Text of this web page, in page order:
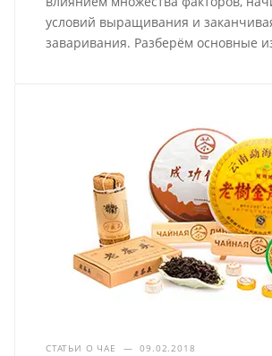
условий выращивания и
заваривания. Разберём основные
СТАТЬИ О ЧАЕ — 09.02.2018